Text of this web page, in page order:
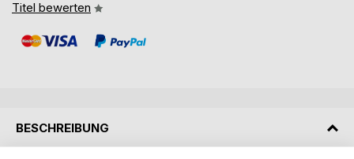
Titel bewerten
BESCHREIBUNG